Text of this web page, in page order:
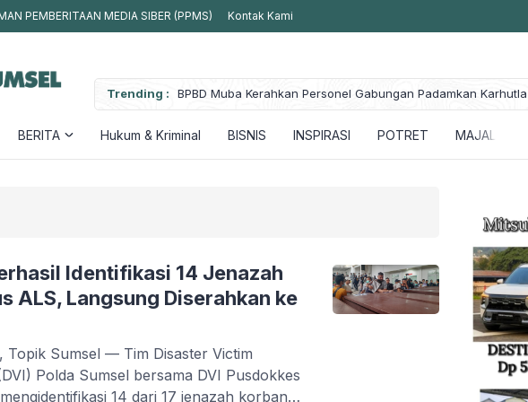
PEMBERITAAN MEDIA SIBER (PPMS) Kontak Kami
Trending :
Kolaborasi di Delapan
BPBD Muba Kerahkan Personel Gabungan Padamkan
BERITA Hukum & Kriminal BISNIS INSPIRASI POTRET MAJALAH
Identifikasi 14 Jenazah
ALS, Langsung Diserahkan ke
Topik Sumsel — Tim Disaster Victim
Polda Sumsel bersama DVI Pusdokkes
14 dari 17 jenazah korban